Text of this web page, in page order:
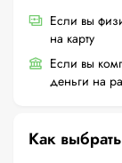
Если вы
на карту
Если вы
деньги на
Как